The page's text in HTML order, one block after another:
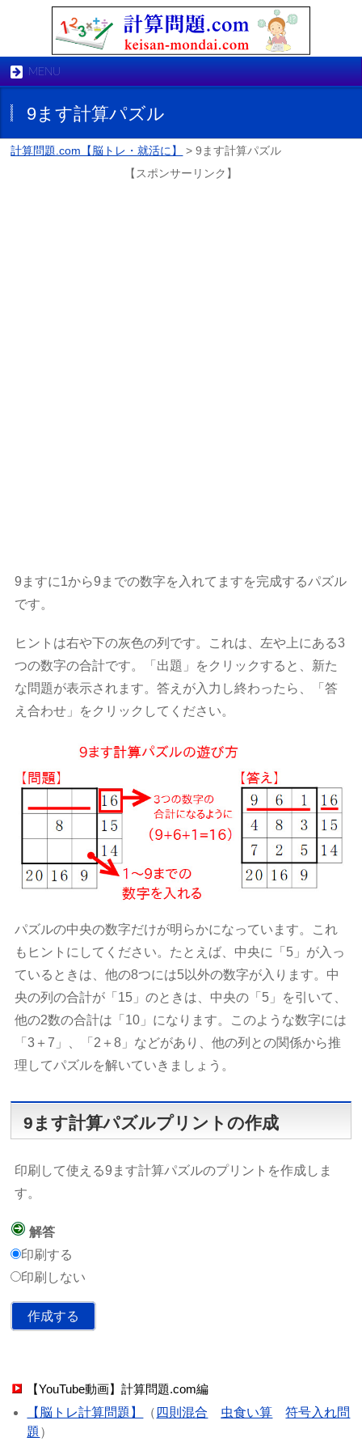
MENU
9ます計算パズル
計算問題.com【脳トレ・就活に】 >9ます計算パズル
【スポンサーリンク】
9ますに1から9までの数字を入れてますを完成するパズル
です。
ヒントは右や下の灰色の列です。これは、左や上にある3
つの数字の合計です。「出題」をクリックすると、新た
な問題が表示されます。答えが入力し終わったら、「答
え合わせ」をクリックしてください。
パズルの中央の数字だけが明らかになっています。これ
もヒントにしてください。たとえば、中央に「5」が入っ
ているときは、他の8つには5以外の数字が入ります。中
央の列の合計が「15」のときは、中央の「5」を引いて、
他の2数の合計は「10」になります。このような数字には
「3＋7」、「2＋8」などがあり、他の列との関係から推
理してパズルを解いていきましょう。
9ます計算パズルプリントの作成
印刷して使える9ます計算パズルのプリントを作成しま
す。
解答
印刷する
印刷しない
【YouTube動画】計算問題.com編
【脳トレ計算問題】
（ 四則混合 虫食い算
符号入れ問
題 ）